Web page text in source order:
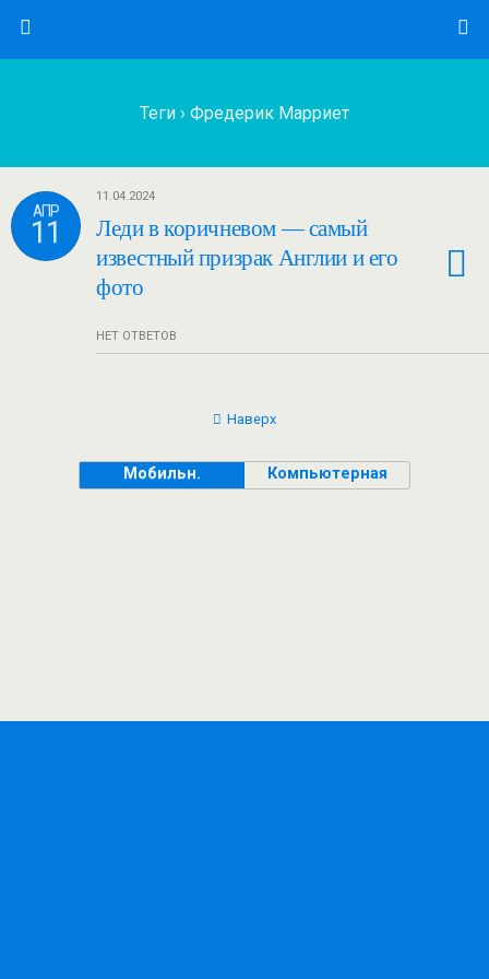
Теги › Фредерик Марриет
АПР
11
11.04.2024
Леди в коричневом — самый
известный призрак Англии и его
фото
НЕТ ОТВЕТОВ
Наверх
Мобильн. Компьютерная